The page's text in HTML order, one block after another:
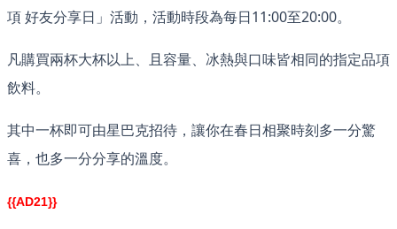
項 好友分享日」活動，活動時段為每日11:00至20:00。
凡購買兩杯大杯以上、且容量、冰熱與口味皆相同的指定品項
飲料。
其中一杯即可由星巴克招待，讓你在春日相聚時刻多一分驚
喜，也多一分分享的溫度。
{{AD21}}